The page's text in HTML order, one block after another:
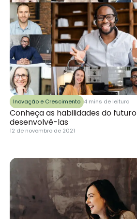
Inovação e Crescimento 4 mins de leitura
Conheça as habilidades do
desenvolvê-las
12 de novembro de 2021